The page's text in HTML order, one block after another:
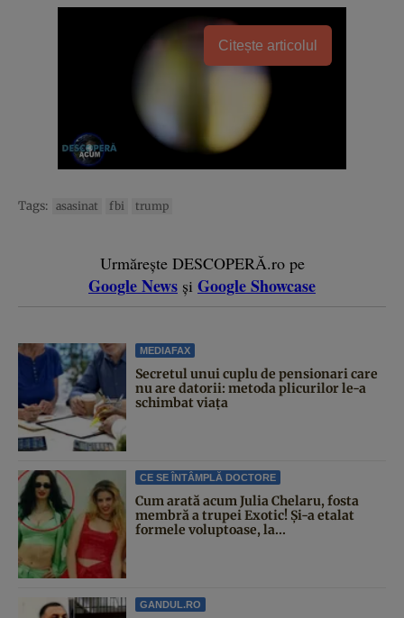
Citește articolul
Tags: asasinat fbi trump
Urmărește DESCOPERĂ.ro pe
Google News și Google Showcase
MEDIAFAX
Secretul unui cuplu de pensionari care
nu are datorii: metoda plicurilor le-a
schimbat viața
CE SE ÎNTÂMPLĂ DOCTORE
Cum arată acum Julia Chelaru, fosta
membră a trupei Exotic! Și-a etalat
formele voluptoase, la...
GANDUL.RO